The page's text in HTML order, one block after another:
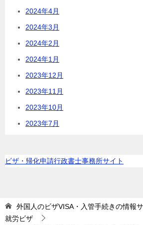
2024年4月
2024年3月
2024年2月
2024年1月
2023年12月
2023年11月
2023年10月
2023年7月
ビザ・帰化申請行政書士事務所サイト
外国人のビザVISA・入管手続きの情報
就労ビザ